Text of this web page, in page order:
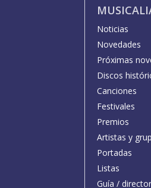
Noticias
Novedades
Próximas
Discos
Canciones
Festivales
Premios
Artistas y
Portadas
Listas
Guía /